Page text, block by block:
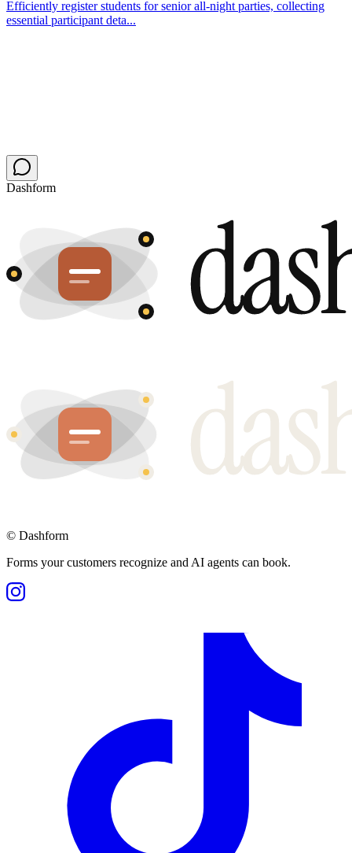
Efficiently register students for senior all-night parties, collecting
essential participant deta...
Dashform
© Dashform
Forms your customers recognize and AI agents can book.